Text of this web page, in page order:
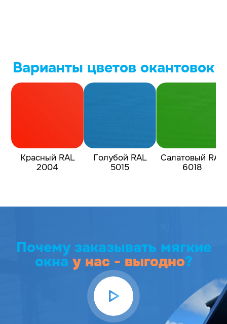
Варианты цветов окантовок
Красный RAL
2004
Голубой RAL
5015
Салатовый RAL
6018
Почему заказывать мягкие
окна у нас - выгодно?